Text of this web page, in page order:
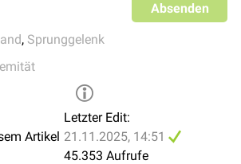
Absenden
, Sprunggelenk
Artikel
Letzter Edit:
21.11.2025, 14:51
45.353 Aufrufe